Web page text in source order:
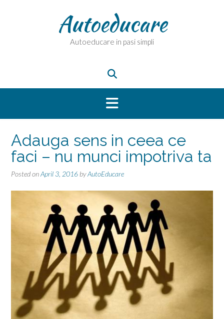
Autoeducare
Autoeducare in pasi simpli
Adauga sens in ceea ce
faci – nu munci impotriva ta
Posted onApril 3, 2016 byAutoEducare